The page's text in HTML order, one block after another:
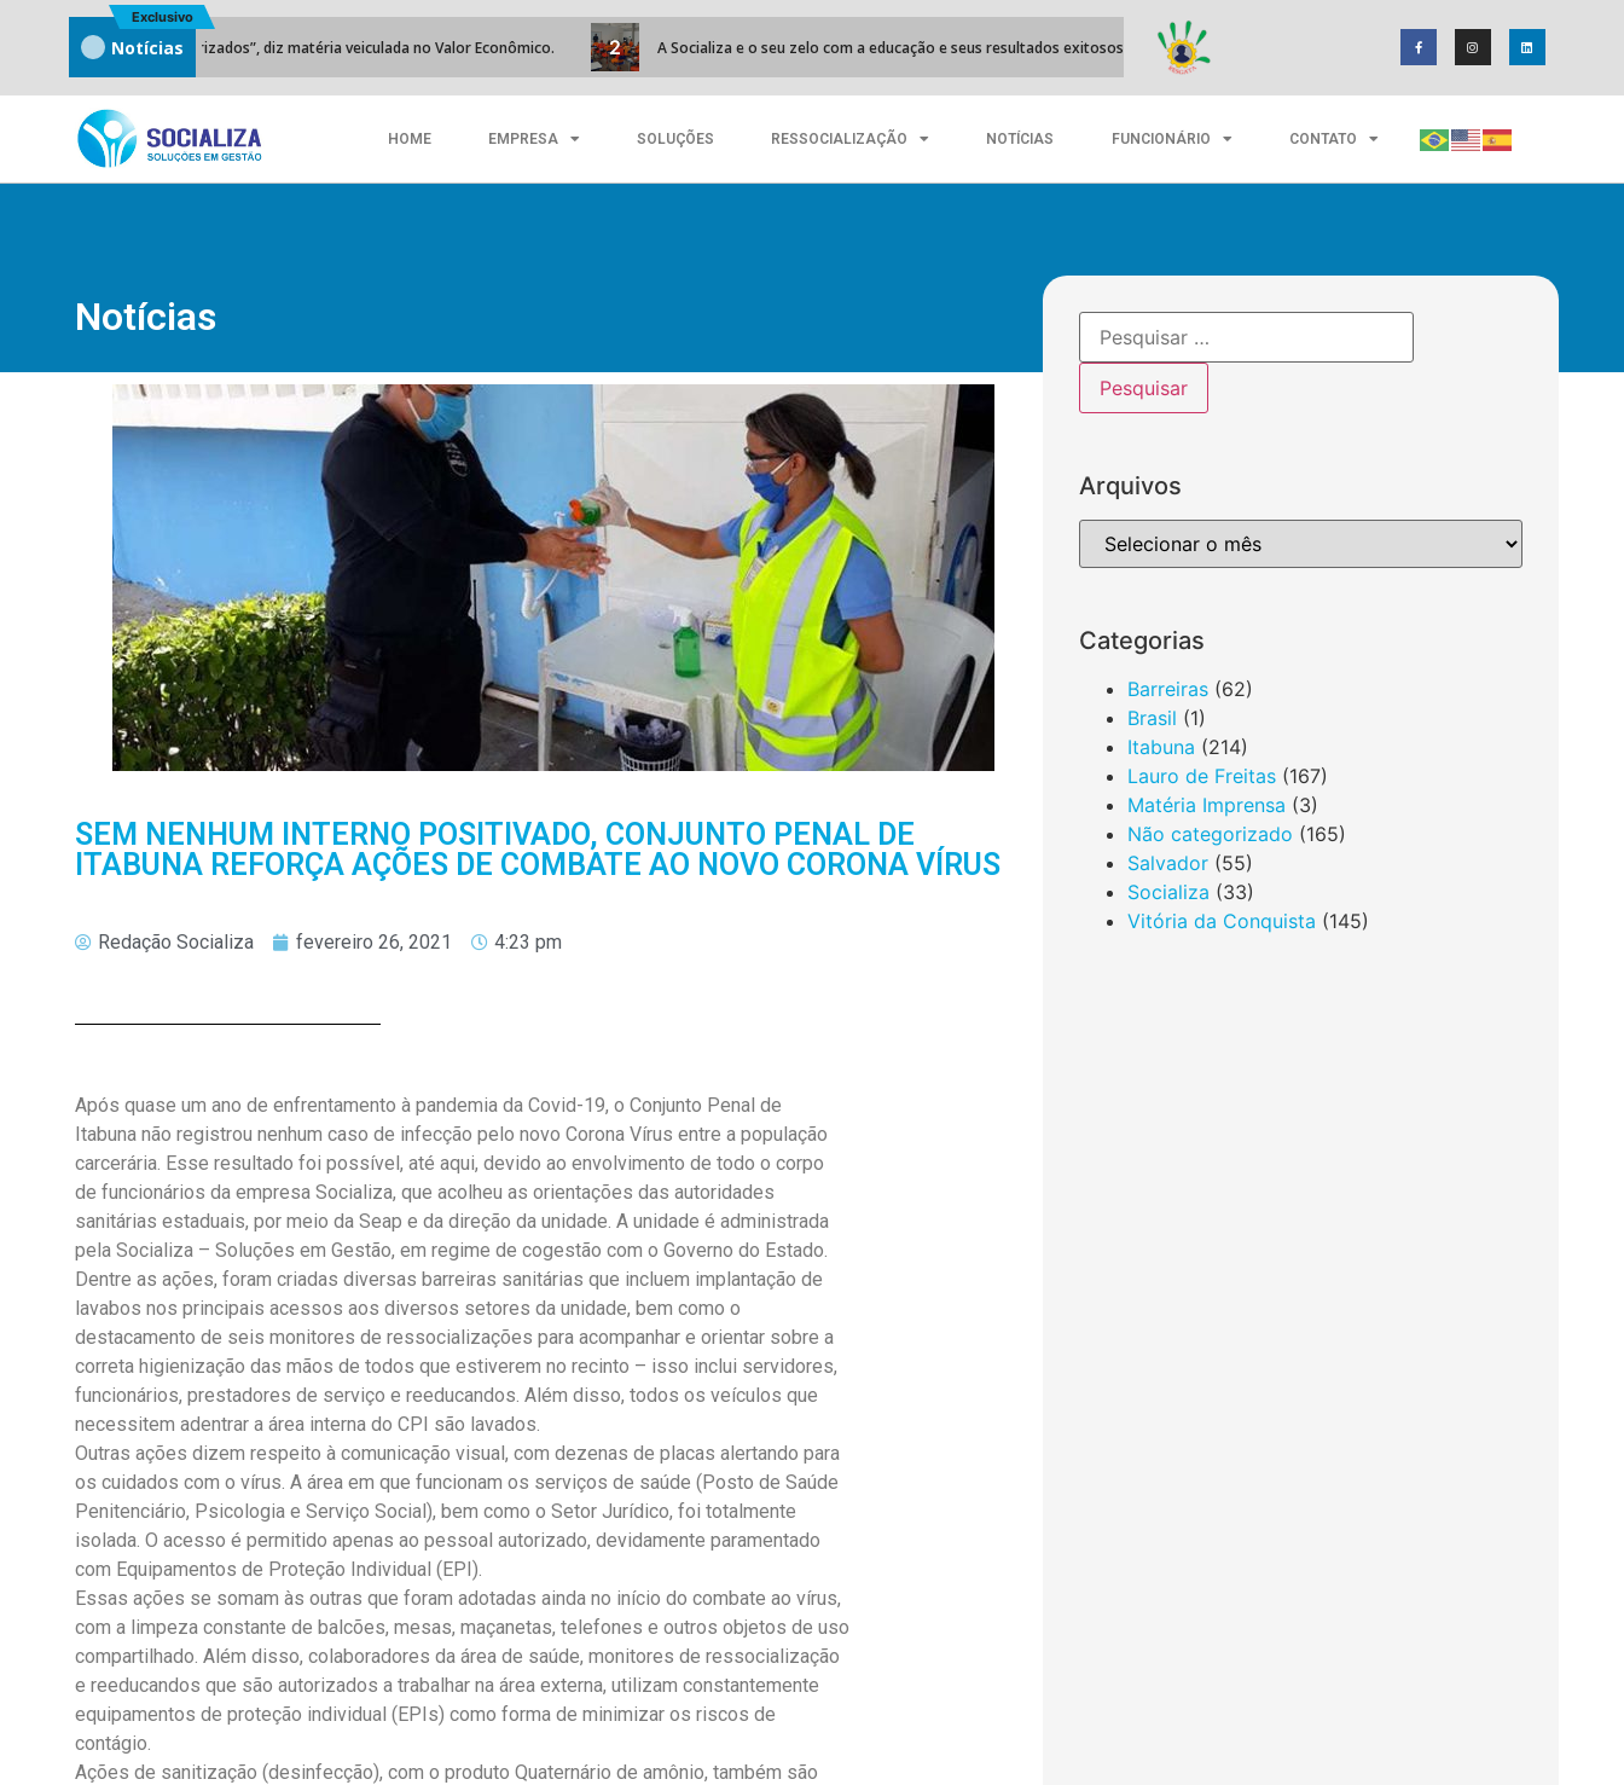
Exclusivo
Notícias
terceirizados”, diz matéria veiculada no Valor Econômico. 2 A Socializa e o seu zelo com a educação e seus resultados exitosos 3 Reeducandos de Itabuna produzem ovos de Páscoa para doação
HOME EMPRESA SOLUÇÕES RESSOCIALIZAÇÃO NOTÍCIAS FUNCIONÁRIO CONTATO
Notícias
SEM NENHUM INTERNO POSITIVADO, CONJUNTO PENAL DE
ITABUNA REFORÇA AÇÕES DE COMBATE AO NOVO CORONA VÍRUS
Redação Socializa fevereiro 26, 2021 4:23 pm
Após quase um ano de enfrentamento à pandemia da Covid-19, o Conjunto Penal de
Itabuna não registrou nenhum caso de infecção pelo novo Corona Vírus entre a população
carcerária. Esse resultado foi possível, até aqui, devido ao envolvimento de todo o corpo
de funcionários da empresa Socializa, que acolheu as orientações das autoridades
sanitárias estaduais, por meio da Seap e da direção da unidade. A unidade é administrada
pela Socializa – Soluções em Gestão, em regime de cogestão com o Governo do Estado.
Dentre as ações, foram criadas diversas barreiras sanitárias que incluem implantação de
lavabos nos principais acessos aos diversos setores da unidade, bem como o
destacamento de seis monitores de ressocializações para acompanhar e orientar sobre a
correta higienização das mãos de todos que estiverem no recinto – isso inclui servidores,
funcionários, prestadores de serviço e reeducandos. Além disso, todos os veículos que
necessitem adentrar a área interna do CPI são lavados.
Outras ações dizem respeito à comunicação visual, com dezenas de placas alertando para
os cuidados com o vírus. A área em que funcionam os serviços de saúde (Posto de Saúde
Penitenciário, Psicologia e Serviço Social), bem como o Setor Jurídico, foi totalmente
isolada. O acesso é permitido apenas ao pessoal autorizado, devidamente paramentado
com Equipamentos de Proteção Individual (EPI).
Essas ações se somam às outras que foram adotadas ainda no início do combate ao vírus,
com a limpeza constante de balcões, mesas, maçanetas, telefones e outros objetos de uso
compartilhado. Além disso, colaboradores da área de saúde, monitores de ressocialização
e reeducandos que são autorizados a trabalhar na área externa, utilizam constantemente
equipamentos de proteção individual (EPIs) como forma de minimizar os riscos de
contágio.
Ações de sanitização (desinfecção), com o produto Quaternário de amônio, também são
Arquivos
Categorias
Barreiras (62)
Brasil (1)
Itabuna (214)
Lauro de Freitas (167)
Matéria Imprensa (3)
Não categorizado (165)
Salvador (55)
Socializa (33)
Vitória da Conquista (145)